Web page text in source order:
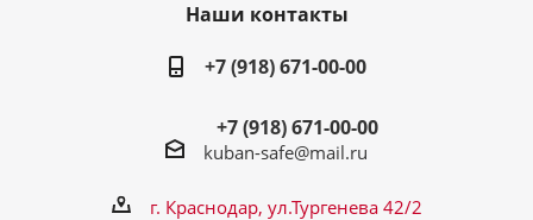
Наши контакты
+7 (918) 671-00-00
+7 (918) 671-00-00
kuban-safe@mail.ru
г. Краснодар, ул.Тургенева 42/2